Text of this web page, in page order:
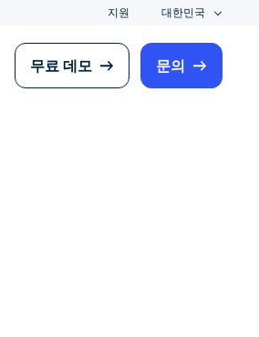
지원 대한민국
무료 데모 문의